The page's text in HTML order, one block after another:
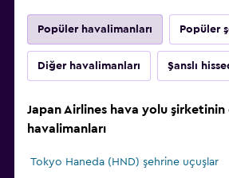
Popüler havalimanları Popüler
Diğer havalimanları Şanslı
Japan Airlines hava yolu
havalimanları
Tokyo Haneda (HND) şehrine uçuşlar